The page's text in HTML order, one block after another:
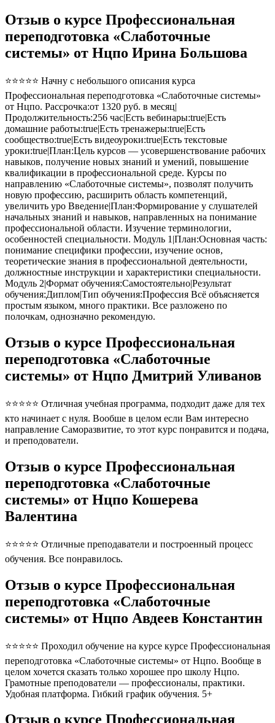
Отзыв о курсе Профессиональная
переподготовка «Слаботочные
системы» от Нцпо Ирина Большова
⭐⭐⭐⭐⭐ Начну с небольшого описания курса
Профессиональная переподготовка «Слаботочные системы»
от Нцпо. Рассрочка:от 1320 руб. в месяц|
Продолжительность:256 час|Есть вебинары:true|Есть
домашние работы:true|Есть тренажеры:true|Есть
сообщество:true|Есть видеоуроки:true|Есть текстовые
уроки:true|План:Цель курсов — усовершенствование рабочих
навыков, получение новых знаний и умений, повышение
квалификации в профессиональной среде. Курсы по
направлению «Слаботочные системы», позволят получить
новую профессию, расширить область компетенций,
увеличить уро Введение|План:Формирование у слушателей
начальных знаний и навыков, направленных на понимание
профессиональной области. Изучение терминологии,
особенностей специальности. Модуль 1|План:Основная часть:
понимание специфики профессии, изучение основ,
теоретические знания в профессиональной деятельности,
должностные инструкции и характеристики специальности.
Модуль 2|Формат обучения:Самостоятельно|Результат
обучения:Диплом|Тип обучения:Профессия Всё объясняется
простым языком, много практики. Все разложено по
полочкам, однозначно рекомендую.
Отзыв о курсе Профессиональная
переподготовка «Слаботочные
системы» от Нцпо Дмитрий Уливанов
⭐⭐⭐⭐⭐ Отличная учебная программа, подходит даже для тех
кто начинает с нуля. Вообше в целом если Вам интересно
направление Саморазвитие, то этот курс понравится и подача,
и преподователи.
Отзыв о курсе Профессиональная
переподготовка «Слаботочные
системы» от Нцпо Кошерева
Валентина
⭐⭐⭐⭐⭐ Отличные преподаватели и построенный процесс
обучения. Все понравилось.
Отзыв о курсе Профессиональная
переподготовка «Слаботочные
системы» от Нцпо Авдеев Константин
⭐⭐⭐⭐⭐ Проходил обучение на курсе курсе Профессиональная
переподготовка «Слаботочные системы» от Нцпо. Вообще в
целом хочется сказать только хорошее про школу Нцпо.
Грамотные преподователи — профессионалы, практики.
Удобная платформа. Гибкий график обучения. 5+
Отзыв о курсе Профессиональная